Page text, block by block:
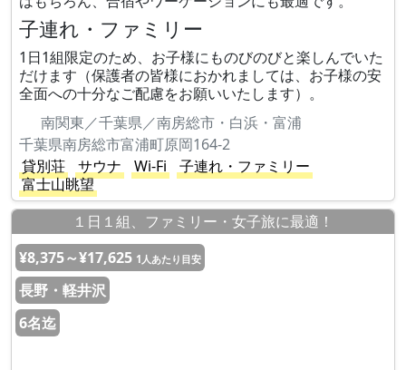
子連れ・ファミリー
1日1組限定のため、お子様にものびのびと楽しんでいた
だけます（保護者の皆様におかれましては、お子様の安
全面への十分なご配慮をお願いいたします）。
南関東／千葉県／南房総市・白浜・富浦
千葉県南房総市富浦町原岡164-2
貸別荘
サウナ Wi-Fi
子連れ・ファミリー
富士山眺望
１日１組、ファミリー・女子旅に最適！
¥8,375～¥17,625 1人あたり目安
長野・軽井沢
6名迄